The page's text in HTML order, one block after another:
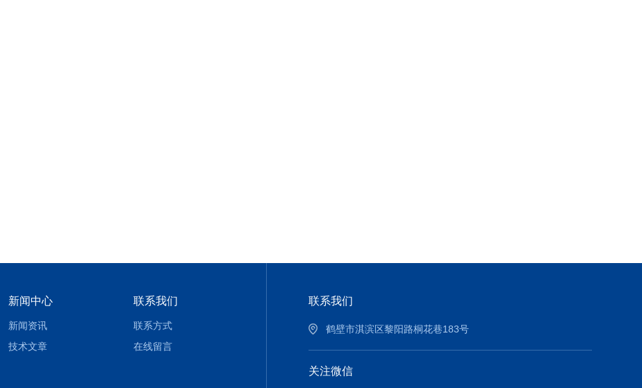
新闻中心
新闻资讯
技术文章
联系我们
联系方式
在线留言
联系我们
鹤壁市淇滨区黎阳路桐花巷183号
关注微信